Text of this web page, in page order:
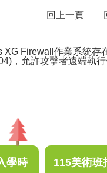
回上一頁
XG Firewall作業系統存
，允許攻擊者遠端執
學時
115美術班